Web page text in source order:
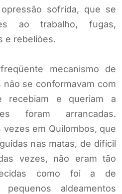
sofrida, que se
ao trabalho, fugas,
e rebeliões.
mecanismo de
se conformavam com
recebiam e queriam a
foram arrancadas.
em Quilombos, que
nas matas, de difícil
vezes, não eram tão
como foi a de
aldeamentos